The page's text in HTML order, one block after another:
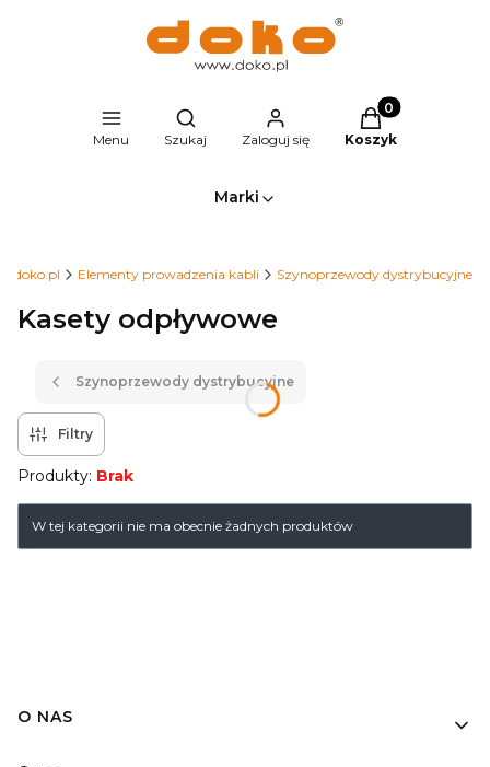
Menu
Otwórz wyszukiwarkę
Szukaj Zaloguj się
Produkty w
Koszyk
Marki
Elementy prowadzenia kabli Szynoprzewody dystrybucyjne
Kasety odpływowe
Szynoprzewody dystrybucyjne
Filtry
Produkty: Brak
Lista produktów
W tej kategorii nie ma obecnie żadnych produktów
O NAS